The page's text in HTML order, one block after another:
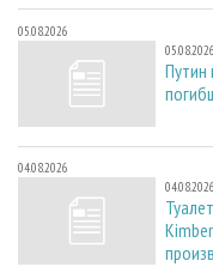
05.08.2026
05.08.2026
Путин
04.08.2026
04.08.2026